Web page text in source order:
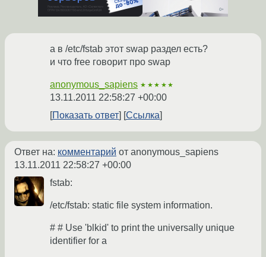
а в /etc/fstab этот swap раздел есть?
и что free говорит про swap
anonymous_sapiens ★★★★★
13.11.2011 22:58:27 +00:00
Показать ответ
Ссылка
Ответ на: комментарий от anonymous_sapiens
13.11.2011 22:58:27 +00:00
fstab:
/etc/fstab: static file system information.
# # Use 'blkid' to print the universally unique
identifier for a